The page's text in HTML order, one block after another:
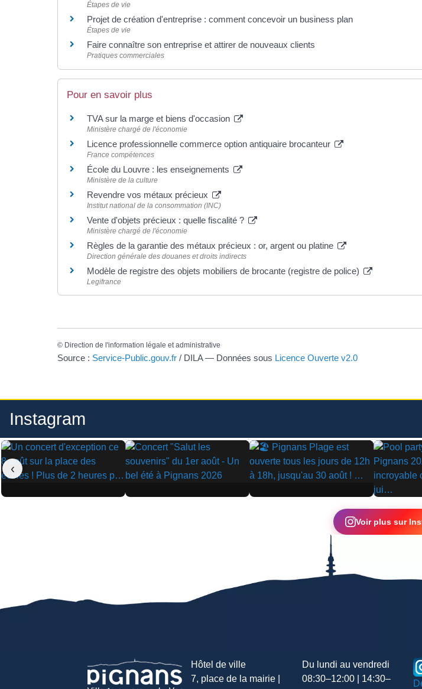
Étapes de vie
Projet de création d'entreprise : comment concevoir un business plan
Étapes de vie
Faire connaître son entreprise et attirer de nouveaux clients
Pratiques commerciales
Pour en savoir plus
TVA sur la marge et biens d'occasion
Ministère chargé de l'économie
Licence professionnelle commerce option antiquaire brocanteur
France compétences
École du Louvre : les enseignements
Ministère de la culture
Revendre vos métaux précieux
Institut national de la consommation (INC)
Vente d'objets précieux : quelle fiscalité ?
Ministère chargé de l'économie
Règles de la garantie des métaux précieux : or, argent ou platine
Direction générale des douanes et droits indirects
Modèle de registre des objets mobiliers de brocante (registre de police)
Legifrance
© Direction de l'information légale et administrative
Source : Service-Public.gouv.fr / DILA — Données sous Licence Ouverte v2.0
Instagram
▶ ▶ ▶
▶
‹
Voir plus sur
Hôtel de ville
7, place de la mairie |
Du lundi au vendredi
08:30–12:00 | 14:30–